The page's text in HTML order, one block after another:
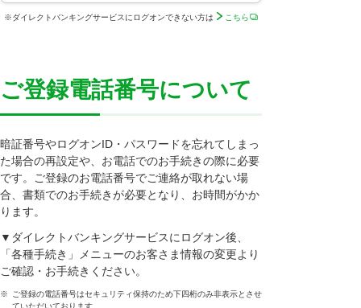
※ダイレクトバンキングサービスにログオンできない方は こちら
ご登録電話番号について
暗証番号やログオンID・パスワードを忘れてしまっ
た場合の再設定や、お電話でのお手続きの際に必要
です。ご登録のお電話番号でご連絡が取れない場
合、書類でのお手続きが必要となり、お時間がかか
ります。
▼ダイレクトバンキングサービスにログオン後、
「各種手続き」メニューのお客さま情報の変更より
ご確認・お手続きください。
※
ご登録の電話番号はセキュリティ保持のため下四桁のみ非表示とさせ
ていただいております。